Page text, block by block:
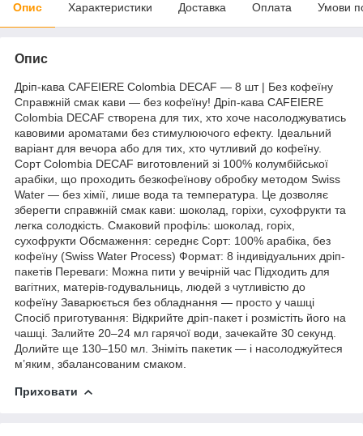
Опис Характеристики Доставка Оплата Умови
Опис
Дріп-кава CAFEIERE Colombia DECAF — 8 шт | Без кофеїну
Справжній смак кави — без кофеїну! Дріп-кава CAFEIERE
Colombia DECAF створена для тих, хто хоче насолоджуватись
кавовими ароматами без стимулюючого ефекту. Ідеальний
варіант для вечора або для тих, хто чутливий до кофеїну.
Сорт Colombia DECAF виготовлений зі 100% колумбійської
арабіки, що проходить безкофеїнову обробку методом Swiss
Water — без хімії, лише вода та температура. Це дозволяє
зберегти справжній смак кави: шоколад, горіхи, сухофрукти та
легка солодкість. Смаковий профіль: шоколад, горіх,
сухофрукти Обсмаження: середнє Сорт: 100% арабіка, без
кофеїну (Swiss Water Process) Формат: 8 індивідуальних дріп-
пакетів Переваги: Можна пити у вечірній час Підходить для
вагітних, матерів-годувальниць, людей з чутливістю до
кофеїну Заварюється без обладнання — просто у чашці
Спосіб приготування: Відкрийте дріп-пакет і розмістіть його на
чашці. Залийте 20–24 мл гарячої води, зачекайте 30 секунд.
Долийте ще 130–150 мл. Зніміть пакетик — і насолоджуйтеся
м’яким, збалансованим смаком.
Приховати